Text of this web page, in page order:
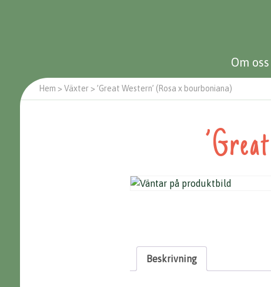
Om oss
Hem > Växter> ’Great Western’ (Rosa x bourboniana)
Beskrivning